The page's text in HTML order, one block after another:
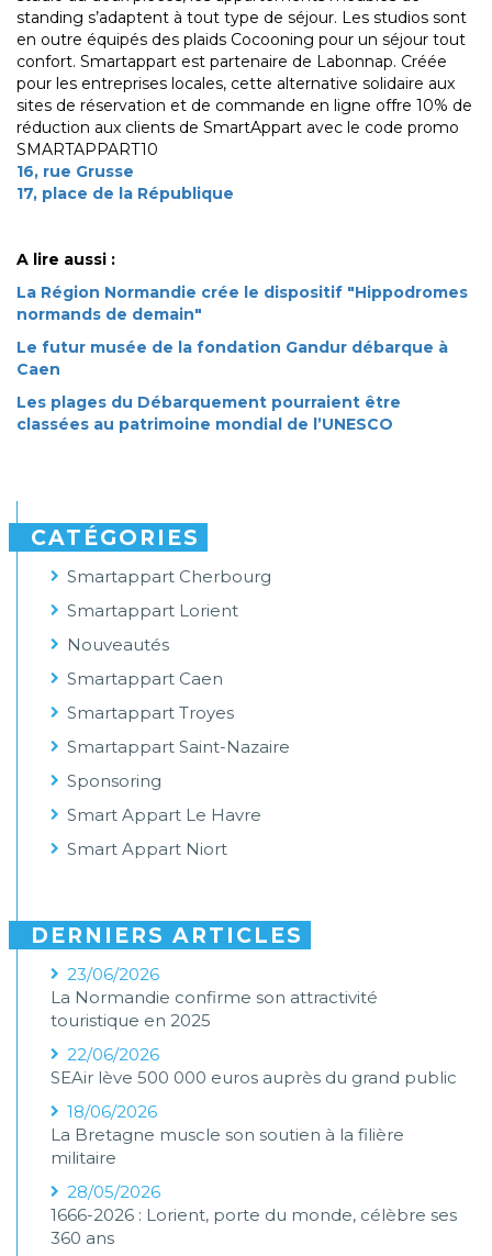
standing s’adaptent à tout type de séjour. Les studios sont
en outre équipés des plaids Cocooning pour un séjour tout
confort. Smartappart est partenaire de Labonnap. Créée
pour les entreprises locales, cette alternative solidaire aux
sites de réservation et de commande en ligne offre 10% de
réduction aux clients de SmartAppart avec le code promo
SMARTAPPART10
16, rue Grusse
17, place de la République
A lire aussi :
La Région Normandie crée le dispositif "Hippodromes
normands de demain"
Le futur musée de la fondation Gandur débarque à
Caen
Les plages du Débarquement pourraient être
classées au patrimoine mondial de l’UNESCO
CATÉGORIES
Smartappart Cherbourg
Smartappart Lorient
Nouveautés
Smartappart Caen
Smartappart Troyes
Smartappart Saint-Nazaire
Sponsoring
Smart Appart Le Havre
Smart Appart Niort
DERNIERS ARTICLES
23/06/2026
La Normandie confirme son attractivité
touristique en 2025
22/06/2026
SEAir lève 500 000 euros auprès du grand public
18/06/2026
La Bretagne muscle son soutien à la filière
militaire
28/05/2026
1666-2026 : Lorient, porte du monde, célèbre ses
360 ans